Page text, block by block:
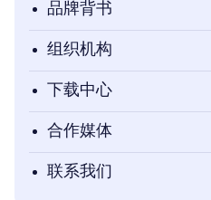
品牌背书
组织机构
下载中心
合作媒体
联系我们